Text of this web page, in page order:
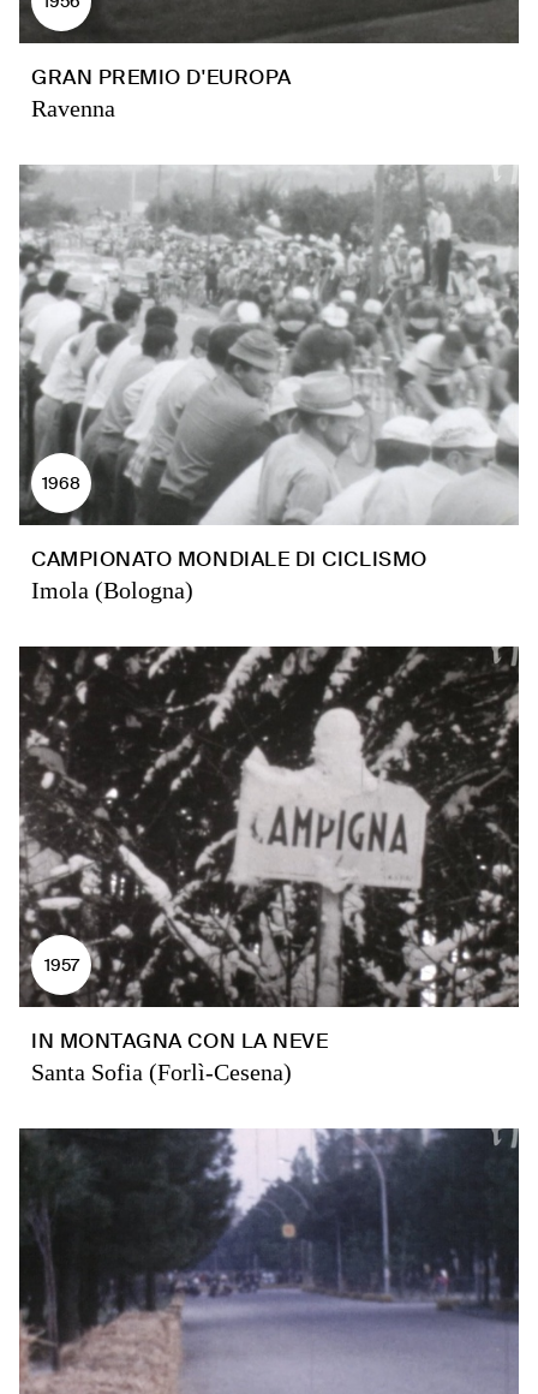
GRAN PREMIO D'EUROPA
Ravenna
1968
CAMPIONATO MONDIALE DI CICLISMO
Imola (Bologna)
1957
IN MONTAGNA CON LA NEVE
Santa Sofia (Forlì-Cesena)